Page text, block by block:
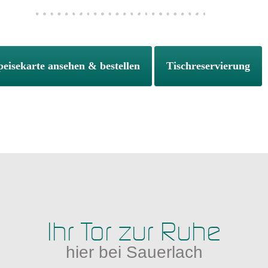
ansehen & bestellen Tischreservierung
Ihr Tor zur Ruhe
hier bei Sauerlach